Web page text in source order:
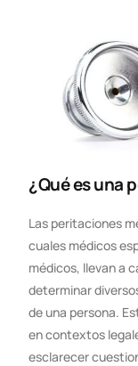
¿Qué es una
Las peritaciones
cuales médicos
médicos, llevan a
determinar
de una persona.
en contextos
esclarecer